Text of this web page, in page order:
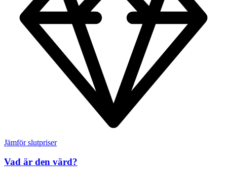
Jämför slutpriser
Vad är den värd?